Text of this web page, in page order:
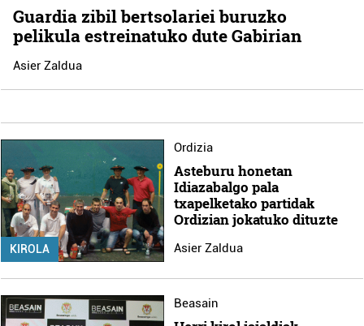
Guardia zibil bertsolariei buruzko
pelikula estreinatuko dute Gabirian
Asier Zaldua
KIROLA
Ordizia
Asteburu honetan
Idiazabalgo pala
txapelketako partidak
Ordizian jokatuko dituzte
Asier Zaldua
Beasain